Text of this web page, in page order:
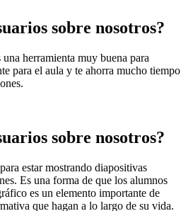
sobre nosotros?
herramienta muy buena para
para el aula y te ahorra mucho tiempo
sobre nosotros?
estar mostrando diapositivas
Es una forma de que los alumnos
es un elemento importante de
que hagan a lo largo de su vida.